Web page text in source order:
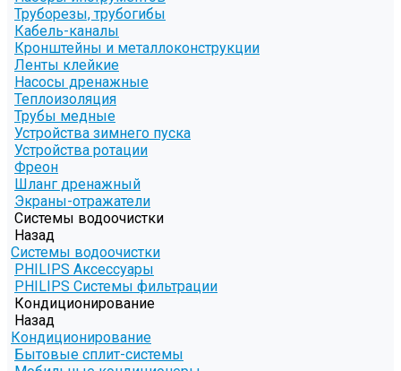
Труборезы, трубогибы
Кабель-каналы
Кронштейны и металлоконструкции
Ленты клейкие
Насосы дренажные
Теплоизоляция
Трубы медные
Устройства зимнего пуска
Устройства ротации
Фреон
Шланг дренажный
Экраны-отражатели
Системы водоочистки
Назад
Системы водоочистки
PHILIPS Аксессуары
PHILIPS Системы фильтрации
Кондиционирование
Назад
Кондиционирование
Бытовые сплит-системы